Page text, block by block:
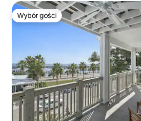
Wybór gości
Wybór gości